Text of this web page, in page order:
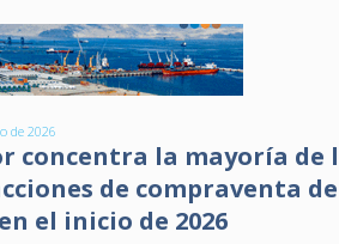
de 2026
concentra la mayoría de
de compraventa de
el inicio de 2026